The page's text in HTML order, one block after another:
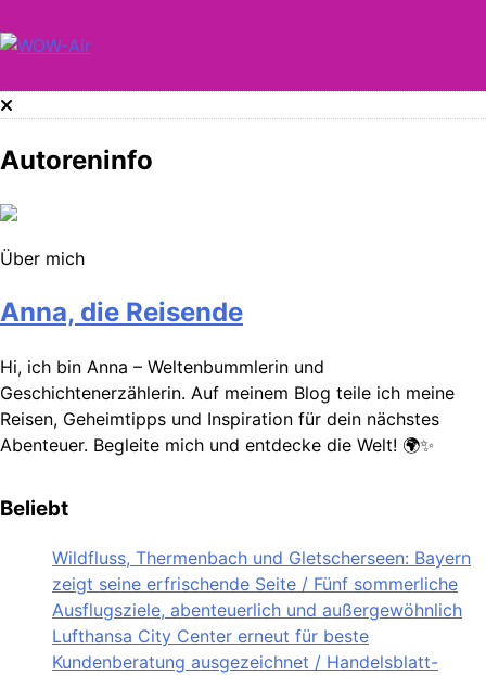
to
WOW-Air
Autoreninfo
Über mich
Anna, die Reisende
Hi, ich bin Anna – Weltenbummlerin und
Geschichtenerzählerin. Auf meinem Blog teile ich meine
Reisen, Geheimtipps und Inspiration für dein nächstes
Abenteuer. Begleite mich und entdecke die Welt! 🌍✨
Beliebt
Wildfluss, Thermenbach und Gletscherseen: Bayern
zeigt seine erfrischende Seite / Fünf sommerliche
Ausflugsziele, abenteuerlich und außergewöhnlich
Lufthansa City Center erneut für beste
Kundenberatung ausgezeichnet / Handelsblatt-